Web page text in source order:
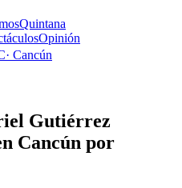
Quintana
Opinión
· Cancún
Gutiérrez
Cancún por